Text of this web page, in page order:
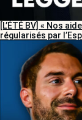
[L’ÉTÉ BV] « Nos
régularisés par